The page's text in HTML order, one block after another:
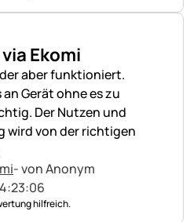
Ekomi
aber funktioniert.
Gerät ohne es zu
Der Nutzen und
wird von der richtigen
- von Anonym
hilfreich.